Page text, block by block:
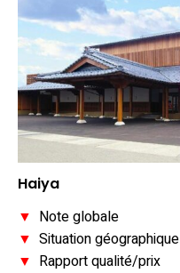
Haiya
▼ Note globale
▼ Situation géographique
▼ Rapport qualité/prix